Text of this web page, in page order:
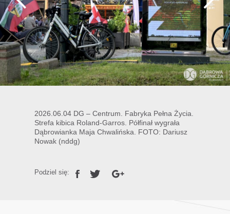
2026.06.04 DG – Centrum. Fabryka Pełna Życia.
Strefa kibica Roland-Garros. Półfinał wygrała
Dąbrowianka Maja Chwalińska. FOTO: Dariusz
Nowak (nddg)
Podziel się: